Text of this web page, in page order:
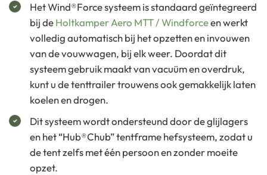
Het Wind®Force systeem is standaard geïntegreerd
bij deHoltkamper Aero MTT / Windforceen werkt
volledig automatisch bij het opzetten en invouwen
van de vouwwagen, bij elk weer. Doordat dit
systeem gebruik maakt van vacuüm en overdruk,
kunt u de tenttrailer trouwens ook gemakkelijk laten
koelen en drogen.
Dit systeem wordt ondersteund door de glijlagers
en het “Hub®Chub” tentframe hefsysteem, zodat u
de tent zelfs met één persoon en zonder moeite
opzet.